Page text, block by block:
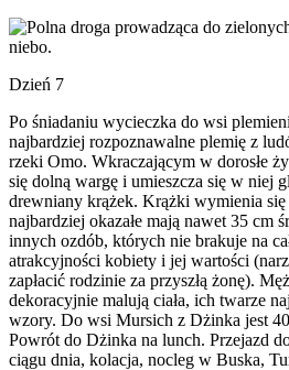
Dzień 7
Po śniadaniu wycieczka do wsi
najbardziej rozpoznawalne plemię z
rzeki Omo. Wkraczającym w dorosłe
się dolną wargę i umieszcza się w niej
drewniany krążek. Krążki wymienia się
najbardziej okazałe mają nawet 35 cm
innych ozdób, których nie brakuje na
atrakcyjności kobiety i jej wartości
zapłacić rodzinie za przyszłą żonę).
dekoracyjnie malują ciała, ich twarze
wzory. Do wsi Mursich z Dżinka jest
Powrót do Dżinka na lunch. Przejazd
ciągu dnia, kolacja, nocleg w Buska,